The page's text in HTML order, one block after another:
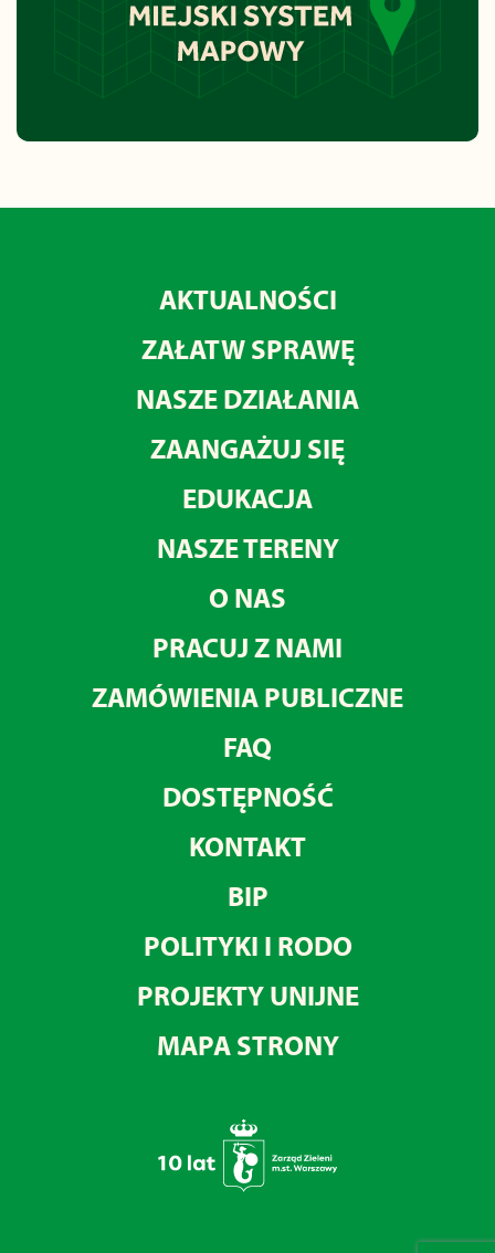
AKTUALNOŚCI
ZAŁATW SPRAWĘ
NASZE DZIAŁANIA
ZAANGAŻUJ SIĘ
EDUKACJA
NASZE TERENY
O NAS
PRACUJ Z NAMI
ZAMÓWIENIA PUBLICZNE
FAQ
DOSTĘPNOŚĆ
KONTAKT
BIP
POLITYKI I RODO
PROJEKTY UNIJNE
MAPA STRONY